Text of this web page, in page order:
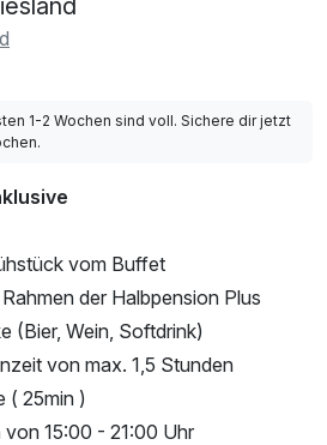
1-2 Wochen sind voll. Sichere dir jetzt
vom Buffet
der Halbpension Plus
(Bier, Wein, Softdrink)
von max. 1,5 Stunden
( 25min )
15:00 - 21:00 Uhr